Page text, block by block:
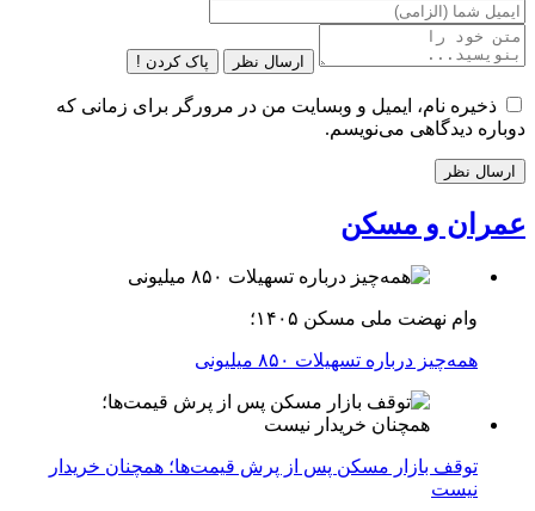
ارسال نظر پاک کردن !
ذخیره نام، ایمیل و وبسایت من در مرورگر برای زمانی که
دوباره دیدگاهی می‌نویسم.
عمران و مسکن
وام نهضت ملی مسکن ۱۴۰۵؛
همه‌چیز درباره تسهیلات ۸۵۰ میلیونی
توقف بازار مسکن پس از پرش قیمت‌ها؛ همچنان خریدار
نیست